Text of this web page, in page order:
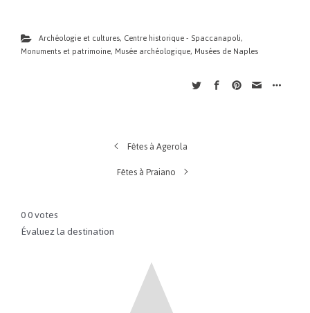
Archéologie et cultures, Centre historique - Spaccanapoli,
Monuments et patrimoine, Musée archéologique, Musées de Naples
Fêtes à Agerola
Fêtes à Praiano
00votes
Évaluez la destination